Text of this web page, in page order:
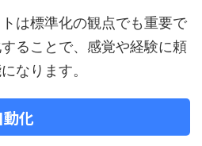
は標準化の観点でも重要で
ることで、感覚や経験に頼
なります。
化